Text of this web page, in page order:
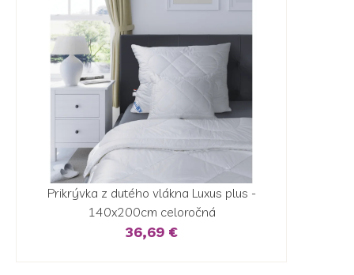
Prikrývka z dutého vlákna Luxus plus -
140x200cm celoročná
36,69 €